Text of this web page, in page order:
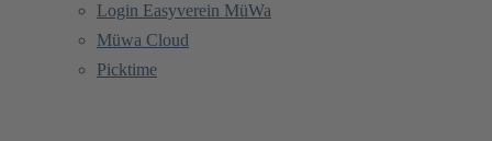
Login Easyverein MüWa
Müwa Cloud
Picktime